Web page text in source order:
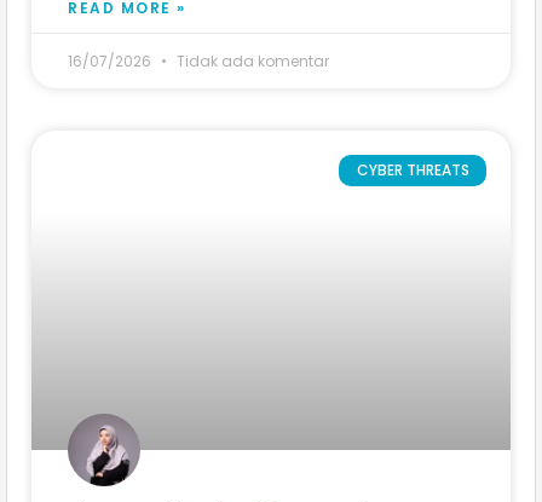
READ MORE »
16/07/2026 Tidak ada komentar
CYBER THREATS